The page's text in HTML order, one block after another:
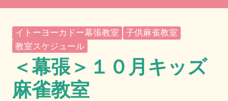
イトーヨーカドー幕張教室 子供麻雀教室
教室スケジュール
＜幕張＞１０月キッズ
麻雀教室